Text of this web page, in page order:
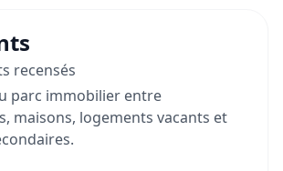
recensés
parc immobilier entre
maisons, logements vacants et